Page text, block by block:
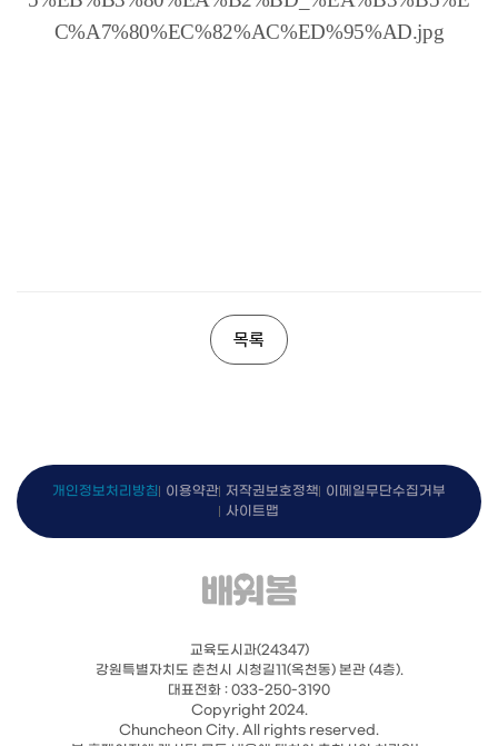
목록
개인정보처리방침 이용약관 저작권보호정책 이메일무단수집거부
사이트맵
교육도시과(24347)
강원특별자치도 춘천시 시청길11(옥천동) 본관 (4층).
대표전화 : 033-250-3190
Copyright 2024.
Chuncheon City. All rights reserved.